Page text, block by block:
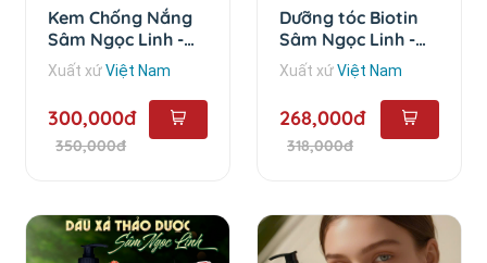
Kem Chống Nắng
Sâm Ngọc Linh -
50g
Xuất xứViệt Nam
300,000đ
350,000đ
Dưỡng tóc Biotin
Sâm Ngọc Linh -
100ml
Xuất xứViệt Nam
268,000đ
318,000đ